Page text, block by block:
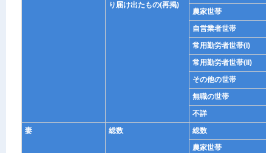
り届け出たもの(再掲)
農家世帯
自営業者世帯
常用勤労者世帯(I)
常用勤労者世帯(II)
その他の世帯
無職の世帯
不詳
妻
総数
総数
農家世帯